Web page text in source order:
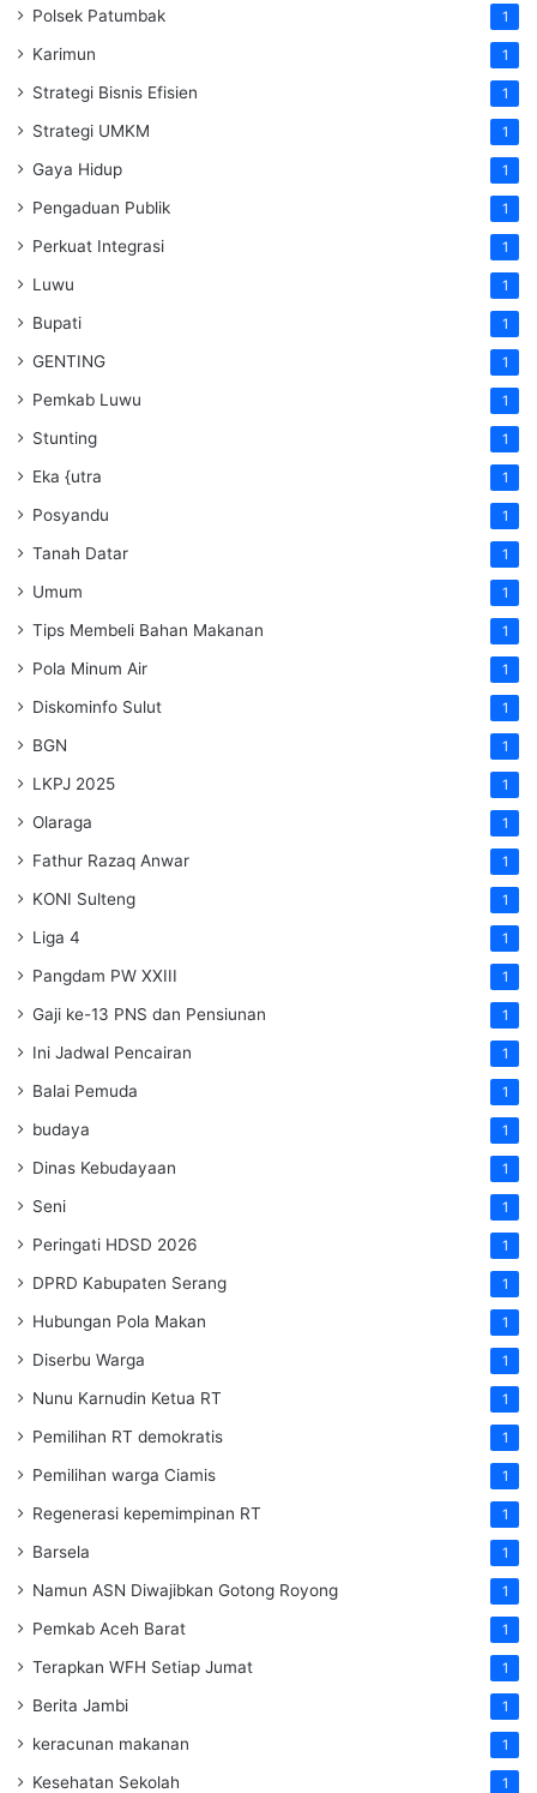
Polsek Patumbak 1
Karimun 1
Strategi Bisnis Efisien 1
Strategi UMKM 1
Gaya Hidup 1
Pengaduan Publik 1
Perkuat Integrasi 1
Luwu 1
Bupati 1
GENTING 1
Pemkab Luwu 1
Stunting 1
Eka {utra 1
Posyandu 1
Tanah Datar 1
Umum 1
Tips Membeli Bahan Makanan 1
Pola Minum Air 1
Diskominfo Sulut 1
BGN 1
LKPJ 2025 1
Olaraga 1
Fathur Razaq Anwar 1
KONI Sulteng 1
Liga 4 1
Pangdam PW XXIII 1
Gaji ke-13 PNS dan Pensiunan 1
Ini Jadwal Pencairan 1
Balai Pemuda 1
budaya 1
Dinas Kebudayaan 1
Seni 1
Peringati HDSD 2026 1
DPRD Kabupaten Serang 1
Hubungan Pola Makan 1
Diserbu Warga 1
Nunu Karnudin Ketua RT 1
Pemilihan RT demokratis 1
Pemilihan warga Ciamis 1
Regenerasi kepemimpinan RT 1
Barsela 1
Namun ASN Diwajibkan Gotong Royong 1
Pemkab Aceh Barat 1
Terapkan WFH Setiap Jumat 1
Berita Jambi 1
keracunan makanan 1
Kesehatan Sekolah 1